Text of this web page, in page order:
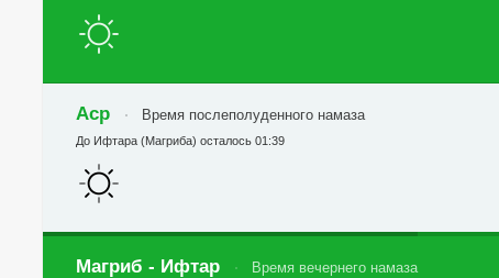
Аср Время послеполуденного намаза
До Ифтара (Магриба) осталось 01:39
Магриб - Ифтар Время вечернего намаза